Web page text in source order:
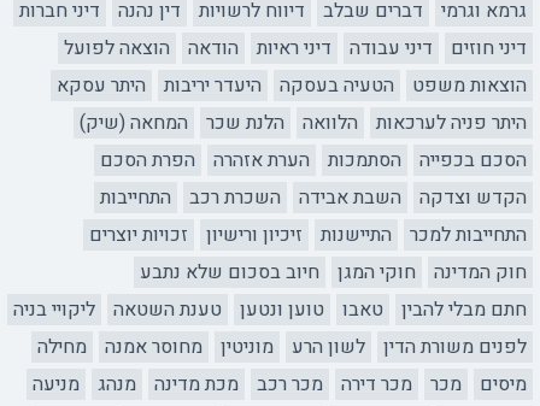
גרמא וגרמי
דברים שבלב דיווח לרשויות דין נהנה
דיני חברות
דיני חוזים
דיני עבודה דיני ראיות הודאה
הוצאה לפועל
הוצאות משפט
הטעיה בעסקה היעדר יריבות
היתר עסקא
היתר פניה לערכאות
הלוואה הלנת שכר
המחאה (שיק)
הסכם בכפייה
הסתמכות הערת אזהרה
הפרת הסכם
הקדש וצדקה
השבת אבידה השכרת רכב
התחייבות
התחייבות למכר
התיישנות זיכיון ורישיון
זכויות יוצרים
חוק המדינה
חוקי המגן
חיוב בסכום שלא נתבע
חתם מבלי להבין
טאבו טוען ונטען טענת השטאה
ליקויי בניה
לפנים משורת הדין
לשון הרע מוניטין מחוסר אמנה
מחילה
מיסים
מכר מכר דירה מכר רכב מכת מדינה מנהג
מניעה